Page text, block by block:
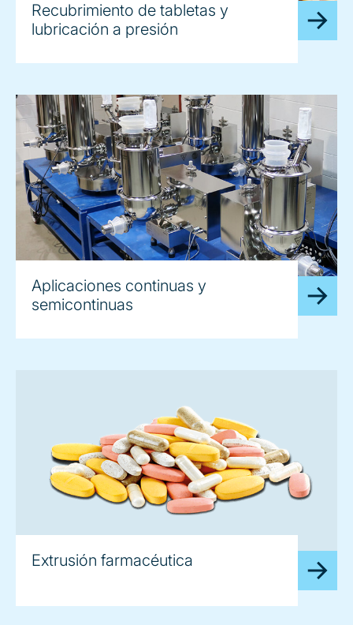
Recubrimiento de tabletas y
lubricación a presión
Aplicaciones continuas y
semicontinuas
Extrusión farmacéutica